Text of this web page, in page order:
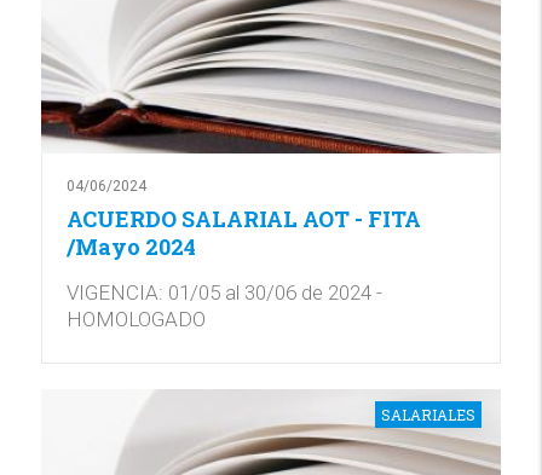
04/06/2024
ACUERDO SALARIAL AOT - FITA
/Mayo 2024
VIGENCIA: 01/05 al 30/06 de 2024 -
HOMOLOGADO
SALARIALES